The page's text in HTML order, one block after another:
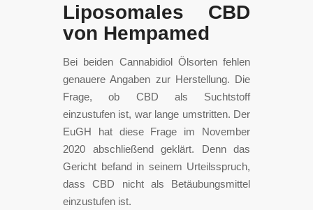
Liposomales CBD
von Hempamed
Bei beiden Cannabidiol Ölsorten fehlen
genauere Angaben zur Herstellung. Die
Frage, ob CBD als Suchtstoff
einzustufen ist, war lange umstritten. Der
EuGH hat diese Frage im November
2020 abschließend geklärt. Denn das
Gericht befand in seinem Urteilsspruch,
dass CBD nicht als Betäubungsmittel
einzustufen ist.